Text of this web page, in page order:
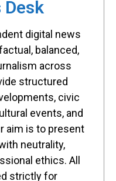
Desk
digital news
balanced,
across
structured
civic
events, and
aim is to present
neutrality,
ethics. All
strictly for